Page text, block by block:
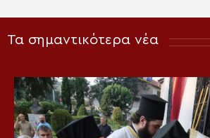
Τα σημαντικότερα νέα